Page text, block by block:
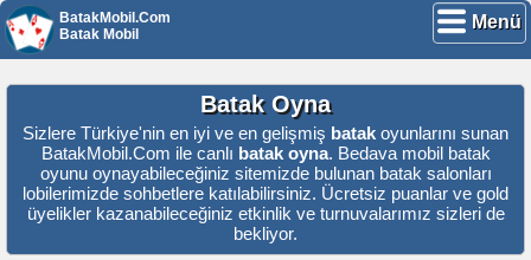
BatakMobil.Com
Batak Mobil
Menü
Batak Oyna
Sizlere Türkiye'nin en iyi ve en gelişmiş batak oyunlarını sunan
BatakMobil.Com ile canlı batak oyna. Bedava mobil batak
oyunu oynayabileceğiniz sitemizde bulunan batak salonları
lobilerimizde sohbetlere katılabilirsiniz. Ücretsiz puanlar ve gold
üyelikler kazanabileceğiniz etkinlik ve turnuvalarımız sizleri de
bekliyor.